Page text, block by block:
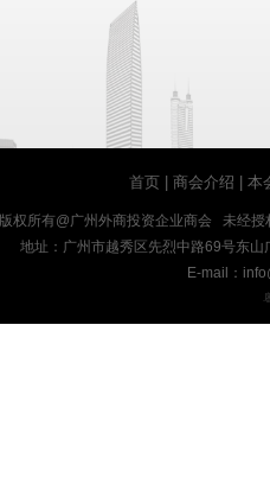
首页 |商会介绍 |本
版权所有@广州外商投资企业商会 未经
地址：广州市越秀区先烈中路69号东
E-mail：